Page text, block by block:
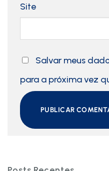
Site
Salvar meus
para a próxima vez